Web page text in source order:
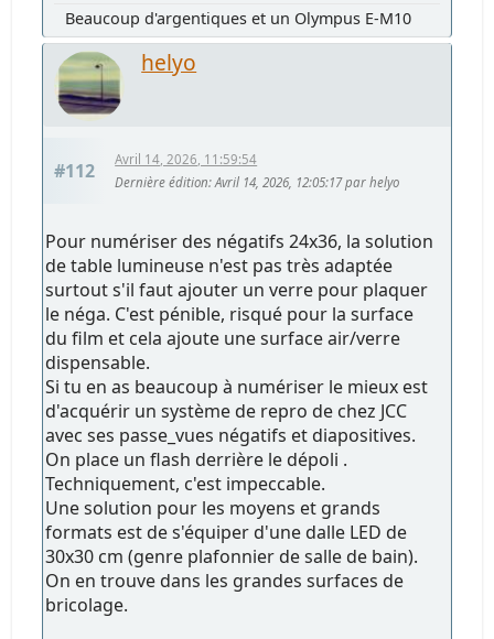
Beaucoup d'argentiques et un Olympus E-M10
helyo
#112
Avril 14, 2026, 11:59:54
Dernière édition: Avril 14, 2026, 12:05:17 par helyo
Pour numériser des négatifs 24x36, la solution
de table lumineuse n'est pas très adaptée
surtout s'il faut ajouter un verre pour plaquer
le néga. C'est pénible, risqué pour la surface
du film et cela ajoute une surface air/verre
dispensable.
Si tu en as beaucoup à numériser le mieux est
d'acquérir un système de repro de chez JCC
avec ses passe_vues négatifs et diapositives.
On place un flash derrière le dépoli .
Techniquement, c'est impeccable.
Une solution pour les moyens et grands
formats est de s'équiper d'une dalle LED de
30x30 cm (genre plafonnier de salle de bain).
On en trouve dans les grandes surfaces de
bricolage.